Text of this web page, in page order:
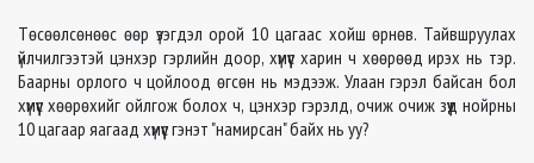
Төсөөлсөнөөс өөр үзэгдэл орой 10 цагаас хойш өрнөв. Тайвшруулах
үйлчилгээтэй цэнхэр гэрлийн доор, хүмүүс харин ч хөөрөөд ирэх нь тэр.
Баарны орлого ч цойлоод өгсөн нь мэдээж. Улаан гэрэл байсан бол
хүмүүс хөөрөхийг ойлгож болох ч, цэнхэр гэрэлд, очиж очиж зүүд нойрны
10 цагаар яагаад хүмүүс гэнэт "намирсан" байх нь уу?